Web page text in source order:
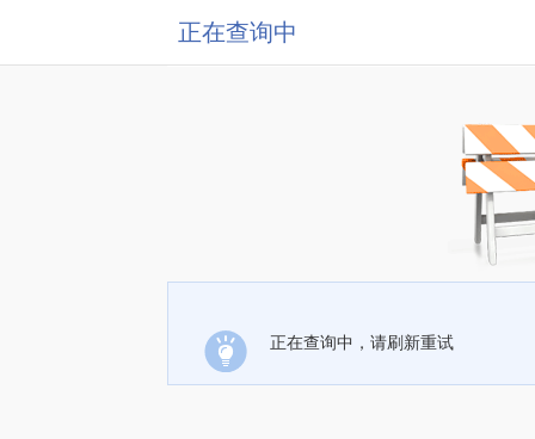
正在查询中
正在查询中，请刷新重试